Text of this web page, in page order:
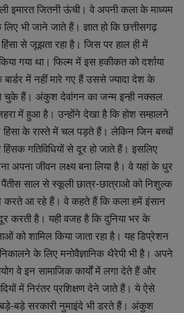
इमारत जितनी ऊंची। वे अपनी कला के माध्यम
भी जाने जाते हैं। ज्ञात हो कि छत्तीसगढ़
से जूझता रहा है। जिस पर हाल ही में
गया था। फिल्म में इस हकीकत को दर्शाया
में नहीं मारे गए हैं उससे ज्यादा देश के
चुके हैं। अंकुश देवांगन का जन्म इन्ही नक्सल
में हुआ है। उन्होंने देखा है कि होश सम्हालने
के रास्ते में चल पड़ते हैं। लेकिन जिन बच्चों
गतिविधियों से दूर हो जाते हैं। इसलिए
अपना जीवन लक्ष्य बना लिया है। वे यहां के धुर
साल से स्कूली छात्र-छात्राओ को निशुल्क
करते आ रहे हैं। वे कहते हैं कि कला हमें इंसान
करती है। यही वजह है कि दुनिया भर के
को शामिल किया जाता रहा है। यह डिप्रेशन
के लिए मनोवैज्ञानिक थैरेपी भी है। अपने
वे इन सामाजिक कार्यों में लगा देते हैं और
में निरंतर प्रशिक्षण देने जाते हैं। ये ऐसे
बड़े सरकारी नुमाइंदे भी डरते हैं। अंकुश